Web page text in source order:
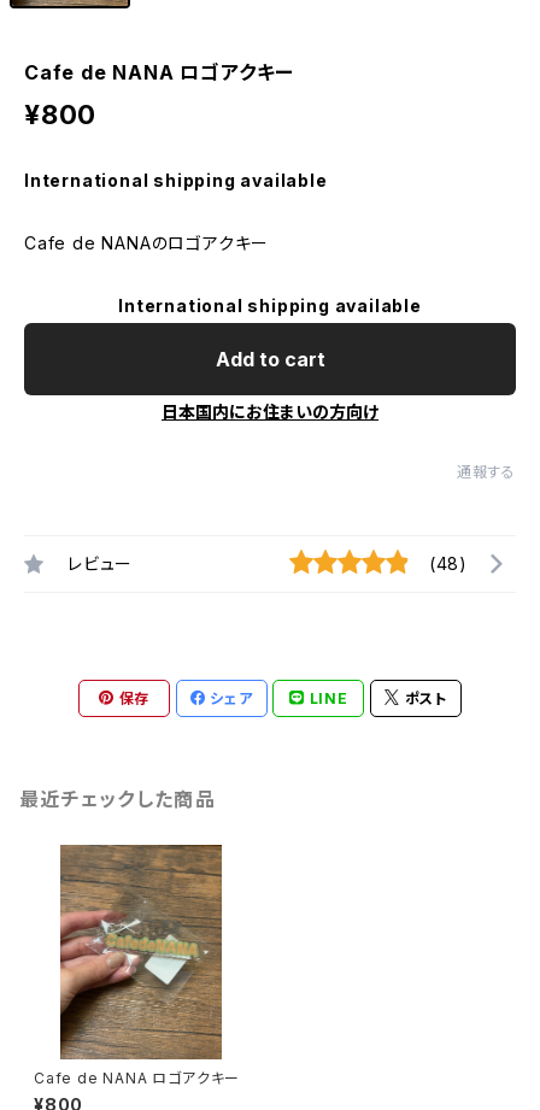
Cafe de NANA ロゴアクキー
¥800
International shipping available
Cafe de NANAのロゴアクキー
International shipping available
Add to cart
日本国内にお住まいの方向け
通報する
レビュー (48)
保存 シェア LINE ポスト
最近チェックした商品
Cafe de NANA ロゴアクキー
¥800